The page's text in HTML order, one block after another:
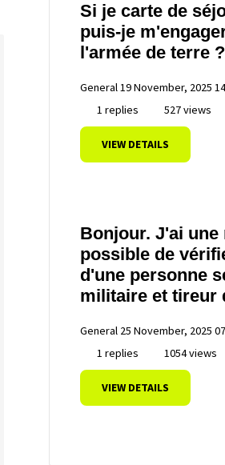
Si je carte de
puis-je
l'armée de terre ?
General19 November, 2025
1 replies
527 views
VIEW DETAILS
Bonjour. J'ai une
possible de
d'une personne
militaire et tireur
General 25 November, 2025
1 replies
1054 views
VIEW DETAILS